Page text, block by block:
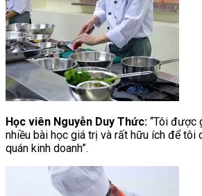
Học viên Nguyễn Duy Thức: “Tôi được
nhiều bài học giá trị và rất hữu ích để tôi
quán kinh doanh”.